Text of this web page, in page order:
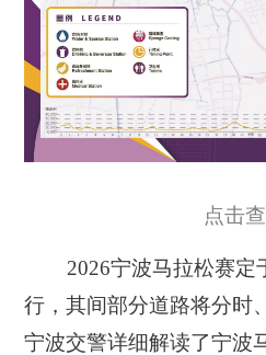
点击
2026宁波马拉松赛定
行，其间部分道路将分时
宁波交警详细解读了宁波